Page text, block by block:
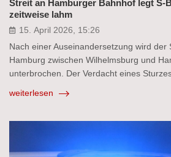
Streit an Hamburger Bahnhof legt S-
zeitweise lahm
15. April 2026, 15:26
Nach einer Auseinandersetzung wird der
Hamburg zwischen Wilhelmsburg und
unterbrochen. Der Verdacht eines
weiterlesen